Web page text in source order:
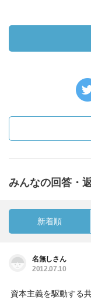
みんなの回答・
新着順
名無しさん
2012.07.10
資本主義を駆動する